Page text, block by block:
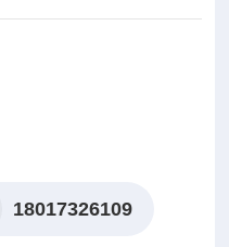
18017326109